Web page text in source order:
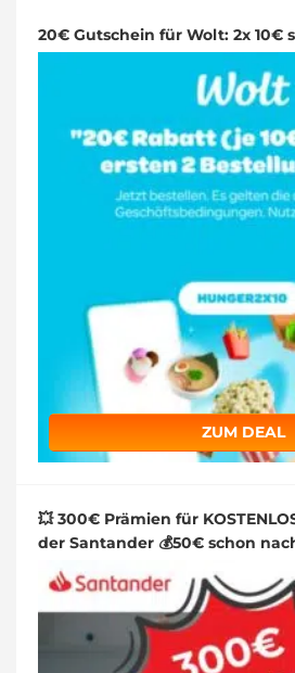
20€ Gutschein für Wolt: 2x 10€
ZUM DEAL
💥 300€ Prämien für
der Santander 💰50€ schon